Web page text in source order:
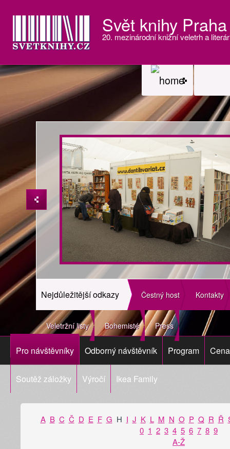
Svět knihy
20. mezinárodní knižní veletrh a
Nejdůležitější odkazy Čestný host Kontakty
Veletržní listy Bohemisté Press
Pro návštěvníky Odborný návštěvník Program
Soutěž záložky Výročí Ikea Family
A B C Č D E F G H I J K L M N O P Q R Ř
0 1 2 3 4 5 6 7 8 9
A-Ž